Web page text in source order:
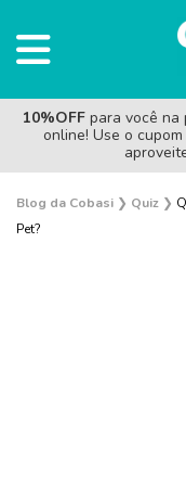
10%OFF para você na
online! Use o cupom
Blog da Cobasi ❯ Quiz ❯
Pet?